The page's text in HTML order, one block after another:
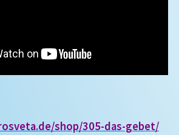
shop/305-das-gebet/